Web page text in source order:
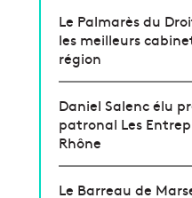
Le Palmarès du
les meilleurs
région
Daniel Salenc élu
patronal Les
Rhône
Le Barreau de